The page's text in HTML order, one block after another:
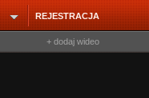
REJESTRACJA
+ dodaj wideo